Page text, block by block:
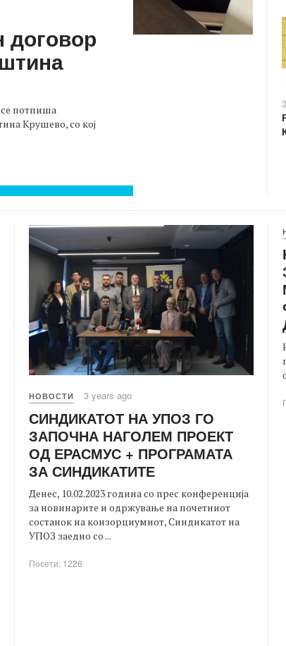
договор
потпиша
Крушево, со кој
НОВОСТИ 3 years ago
СИНДИКАТОТ НА УПОЗ ГО
ЗАПОЧНА НАГОЛЕМ ПРОЕКТ
ОД ЕРАСМУС + ПРОГРАМАТА
ЗА СИНДИКАТИТЕ
Денес, 10.02.2023 година со прес конференција
за новинарите и одржување на почетниот
состанок на конзорциумиот, Синдикатот на
УПОЗ заедно со ...
Посети: 1226